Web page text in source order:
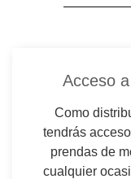
Acceso
Como
tendrás
prendas de
cualquier